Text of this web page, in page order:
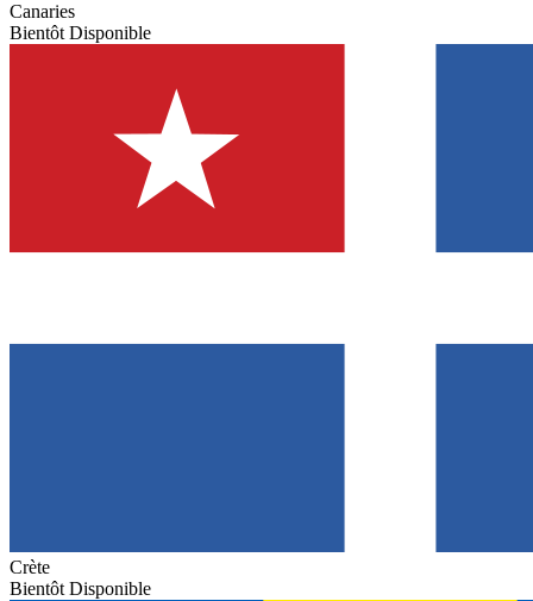
Canaries
Bientôt Disponible
Crète
Bientôt Disponible